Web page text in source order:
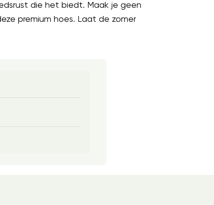
die het biedt. Maak je geen
premium hoes. Laat de zomer